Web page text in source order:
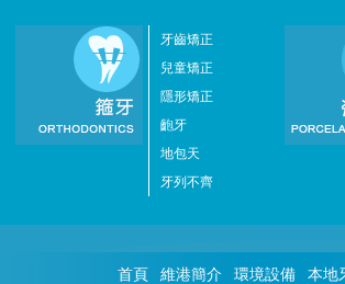
牙齒矯正
兒童矯正
隱形矯正
齙牙
地包天
牙列不齊
首頁 維港簡介 環境設備 本地